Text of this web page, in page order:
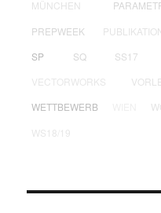
MÜNCHEN
PREPWEEK
SP
SQ SS17
VECTORWORKS
WETTBEWERB
WS18/19